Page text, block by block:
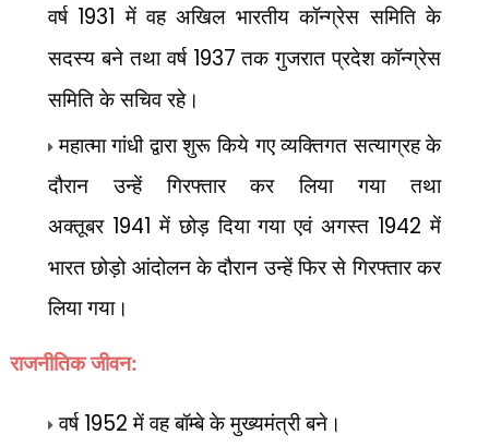
वर्ष 1931 में वह अखिल भारतीय कॉन्ग्रेस समिति के
सदस्य बने तथा वर्ष 1937 तक गुजरात प्रदेश कॉन्ग्रेस
समिति के सचिव रहे।
महात्मा गांधी द्वारा शुरू किये गए व्यक्तिगत सत्याग्रह के
दौरान उन्हें गिरफ्तार कर लिया गया तथा
अक्तूबर 1941 में छोड़ दिया गया एवं अगस्त 1942 में
भारत छोड़ो आंदोलन के दौरान उन्हें फिर से गिरफ्तार कर
लिया गया।
राजनीतिक जीवन:
वर्ष 1952 में वह बॉम्बे के मुख्यमंत्री बने।